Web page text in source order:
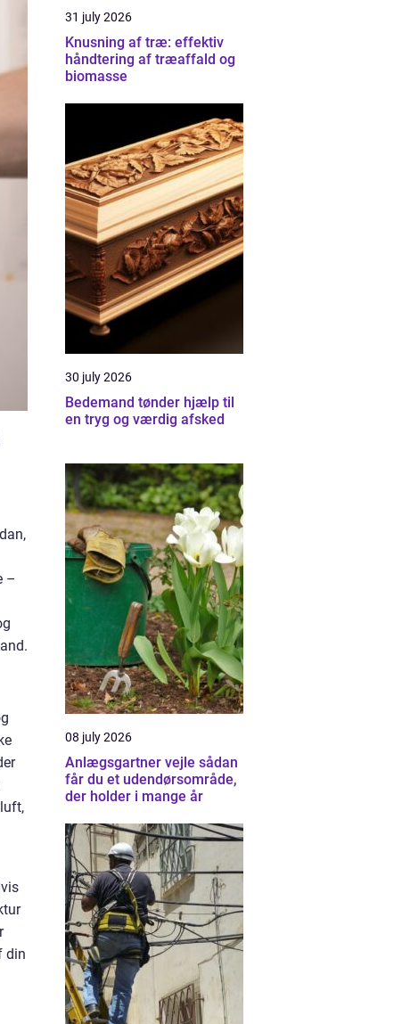
–
din
31 july 2026
Knusning af træ: effektiv
håndtering af træaffald og
biomasse
30 july 2026
Bedemand tønder hjælp til
en tryg og værdig afsked
08 july 2026
Anlægsgartner vejle sådan
får du et udendørsområde,
der holder i mange år